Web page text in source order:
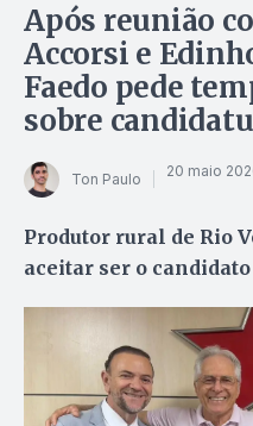
Após reunião
Accorsi e
Faedo pede
sobre
Ton Paulo 20 maio
Produtor rural de Rio
aceitar ser o candidato